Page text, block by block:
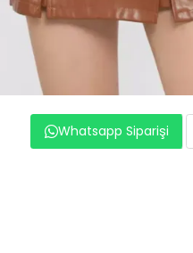
Whatsapp Siparişi